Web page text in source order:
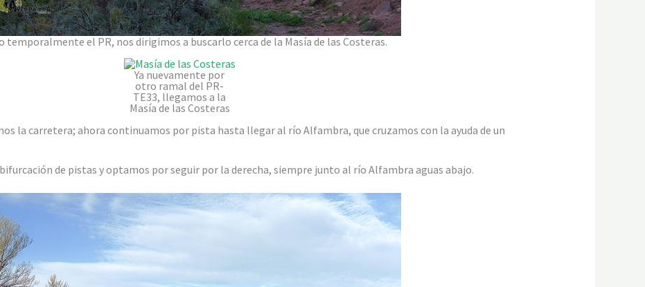
temporalmente el PR, nos dirigimos a buscarlo cerca de la Masía de las Costeras.
Ya nuevamente por
otro ramal del PR-
TE33, llegamos a la
Masía de las Costeras
la carretera; ahora continuamos por pista hasta llegar al río Alfambra, que cruzamos con la ayuda de un
de pistas y optamos por seguir por la derecha, siempre junto al río Alfambra aguas abajo.